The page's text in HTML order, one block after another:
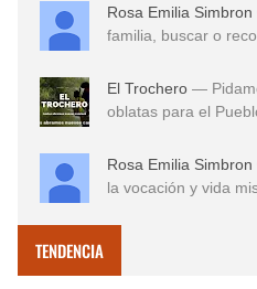
Rosa Emilia Simbron
familia, buscar o
El Trochero — Pidamos por las vocaciones
oblatas para el
Rosa Emilia Simbron
la vocación y vida
TENDENCIA